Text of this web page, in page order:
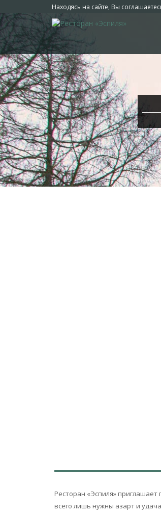
Находясь на сайте, Вы
Ресторан «Эспиля»
всего лишь нужны азарт и